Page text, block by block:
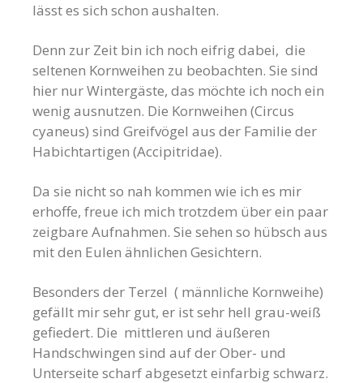
lässt es sich schon aushalten.
Denn zur Zeit bin ich noch eifrig dabei, die
seltenen Kornweihen zu beobachten. Sie sind
hier nur Wintergäste, das möchte ich noch ein
wenig ausnutzen. Die Kornweihen (Circus
cyaneus) sind Greifvögel aus der Familie der
Habichtartigen (Accipitridae).
Da sie nicht so nah kommen wie ich es mir
erhoffe, freue ich mich trotzdem über ein paar
zeigbare Aufnahmen. Sie sehen so hübsch aus
mit den Eulen ähnlichen Gesichtern.
Besonders der Terzel ( männliche Kornweihe)
gefällt mir sehr gut, er ist sehr hell grau-weiß
gefiedert. Die mittleren und äußeren
Handschwingen sind auf der Ober- und
Unterseite scharf abgesetzt einfarbig schwarz.